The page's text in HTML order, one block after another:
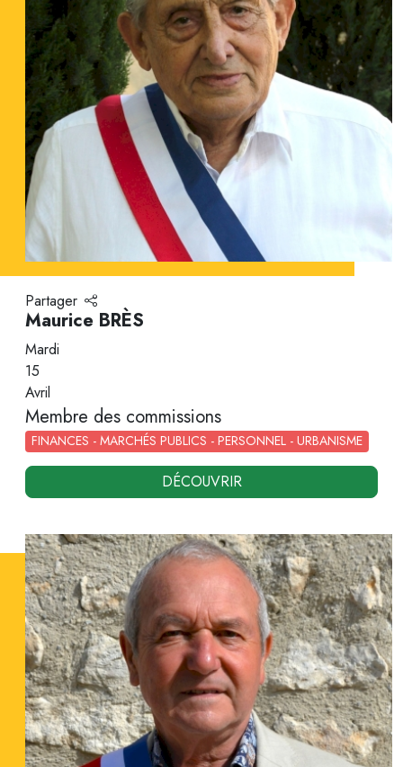
Partager
Maurice BRÈS
Mardi
15
Avril
Membre des commissions
FINANCES - MARCHÉS PUBLICS - PERSONNEL - URBANISME
DÉCOUVRIR